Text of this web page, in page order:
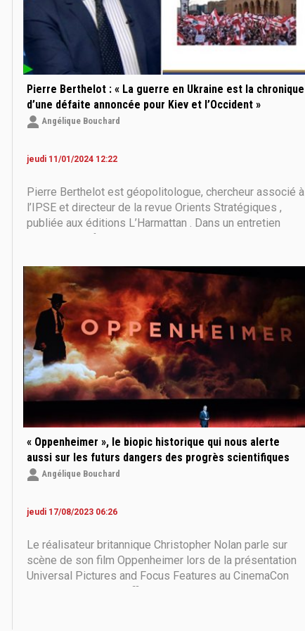
Pierre Berthelot : « La guerre en Ukraine est la chronique
d’une défaite annoncée pour Kiev et l’Occident »
Angélique Bouchard
jeudi 11/01/2024 12:22
Pierre Berthelot est géopolitologue, chercheur associé à
l’IPSE et directeur de la revue Orients Stratégiques ,
publiée aux éditions L’Harmattan . Dans un entretien
actuelle de
« Oppenheimer », le biopic historique qui nous alerte
aussi sur les futurs dangers des progrès scientifiques
Angélique Bouchard
jeudi 17/08/2023 06:26
Le réalisateur britannique Christopher Nolan parle sur
scène de son film Oppenheimer lors de la présentation
Universal Pictures and Focus Features au CinemaCon
2023, la convention officielle de l'Association nationale